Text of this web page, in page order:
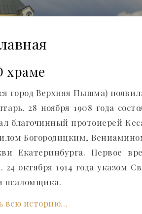
храме
город Верхняя Пышма)
28 ноября 1908 года
благочинный протоиерей
Богородицким,
Екатеринбурга. Первое
октября 1914 года указом
псаломщика.
всю историю…